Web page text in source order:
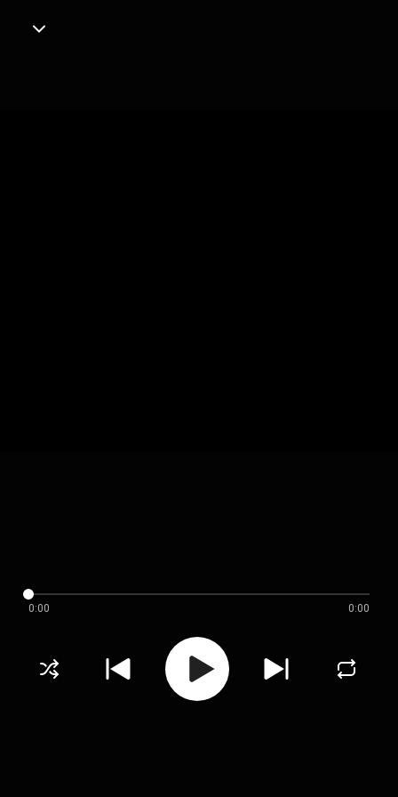
0:00 0:00